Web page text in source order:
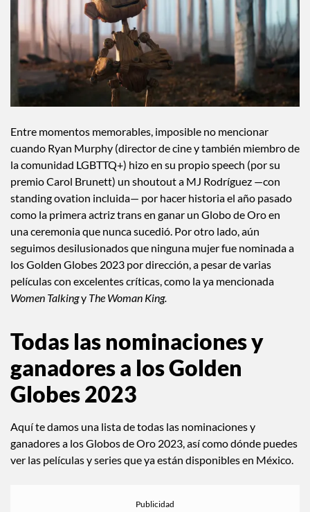
Entre momentos memorables, imposible no mencionar
cuando Ryan Murphy (director de cine y también miembro de
la comunidad LGBTTQ+) hizo en su propio speech (por su
premio Carol Brunett) un shoutout a MJ Rodríguez —con
standing ovation incluida— por hacer historia el año pasado
como la primera actriz trans en ganar un Globo de Oro en
una ceremonia que nunca sucedió. Por otro lado, aún
seguimos desilusionados que ninguna mujer fue nominada a
los Golden Globes 2023 por dirección, a pesar de varias
películas con excelentes críticas, como la ya mencionada
Women Talkingy The Woman King.
Todas las nominaciones y
ganadores a los Golden
Globes 2023
Aquí te damos una lista de todas las nominaciones y
ganadores a los Globos de Oro 2023, así como dónde puedes
ver las películas y series que ya están disponibles en México.